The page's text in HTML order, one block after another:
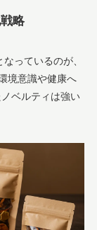
略
っているのが、
境意識や健康へ
ベルティは強い